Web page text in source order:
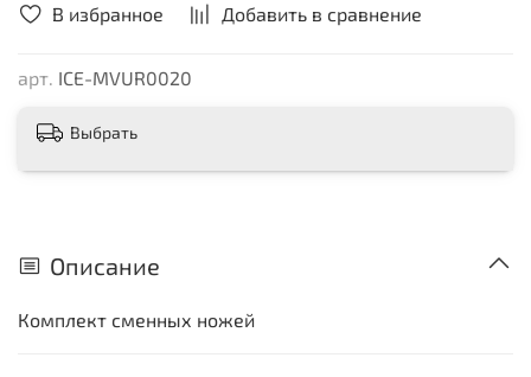
В избранное Добавить в сравнение
арт. ICE-MVUR0020
Выбрать
Описание
Комплект сменных ножей